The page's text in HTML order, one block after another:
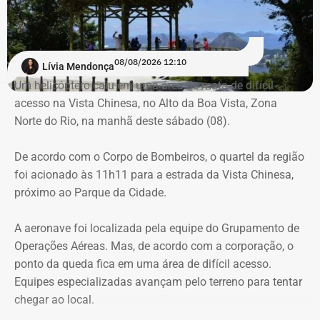
criança de 2 anos — Foto: Reprodução.
O pedido de Búzios à Justiça
Em caráter urgente, antes da apresentação da defesa das
empresas, a prefeitura solicitou:
Preservação integral dos registros dos nove perfis;
mobilizados.
Para dar apoio às buscas do Corpo de Bombeiros, o
ICMBio informou que um pequeno e restrito trecho da
Estrada da Vista Chinesa, em frente ao pagode chinês da
Vista Chinesa, foi interditado. A Vista Chinesa fica dentro
do Parque Nacional da Tijuca
Lívia Mendonça08/08/2026 12:10
Um helicóptero caiu em uma área de mata de difícil
acesso na Vista Chinesa, no Alto da Boa Vista, Zona
Norte do Rio, na manhã deste sábado (08).
De acordo com o Corpo de Bombeiros, o quartel da região
foi acionado às 11h11 para a estrada da Vista Chinesa,
próximo ao Parque da Cidade.
A aeronave foi localizada pela equipe do Grupamento de
Operações Aéreas. Mas, de acordo com a corporação, o
ponto da queda fica em uma área de difícil acesso.
Equipes especializadas avançam pelo terreno para tentar
chegar ao local.